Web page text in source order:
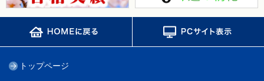
トップページ